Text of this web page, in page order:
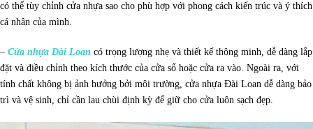
có thể tùy chỉnh cửa nhựa sao cho phù hợp với phong cách kiến trúc và ý thích
cá nhân của mình.
– Cửa nhựa Đài Loan có trọng lượng nhẹ và thiết kế thông minh, dễ dàng lắp
đặt và điều chỉnh theo kích thước của cửa sổ hoặc cửa ra vào. Ngoài ra, với
tính chất không bị ảnh hưởng bởi môi trường, cửa nhựa Đài Loan dễ dàng bảo
trì và vệ sinh, chỉ cần lau chùi định kỳ để giữ cho cửa luôn sạch đẹp.